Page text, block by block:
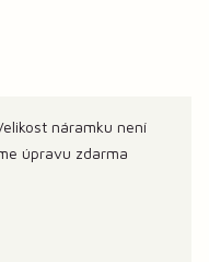
náramku není
úpravu zdarma